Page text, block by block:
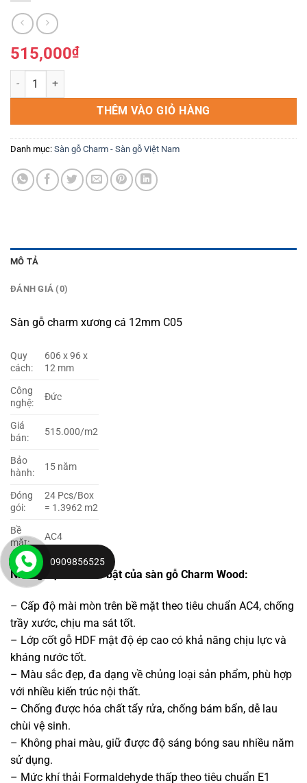
515,000₫
Sàn gỗ charm xương cá 12mm C05 số lượng
THÊM VÀO GIỎ HÀNG
Danh mục: Sàn gỗ Charm - Sàn gỗ Việt Nam
MÔ TẢ
ĐÁNH GIÁ (0)
Sàn gỗ charm xương cá 12mm C05
Quy
cách:
606 x 96 x
12 mm
Công
nghệ:
Đức
Giá
bán:
515.000/m2
Bảo
hành:
15 năm
Đóng
gói:
24 Pcs/Box
= 1.3962 m2
Bề
mặt:
AC4
Những đặc tính nổi bật của sàn gỗ Charm Wood:
– Cấp độ mài mòn trên bề mặt theo tiêu chuẩn AC4, chống
trầy xước, chịu ma sát tốt.
– Lớp cốt gỗ HDF mật độ ép cao có khả năng chịu lực và
kháng nước tốt.
– Màu sắc đẹp, đa dạng về chủng loại sản phẩm, phù hợp
với nhiều kiến trúc nội thất.
– Chống được hóa chất tẩy rửa, chống bám bẩn, dễ lau
chùi vệ sinh.
– Không phai màu, giữ được độ sáng bóng sau nhiều năm
sử dụng.
– Mức khí thải Formaldehyde thấp theo tiêu chuẩn E1
0909856525